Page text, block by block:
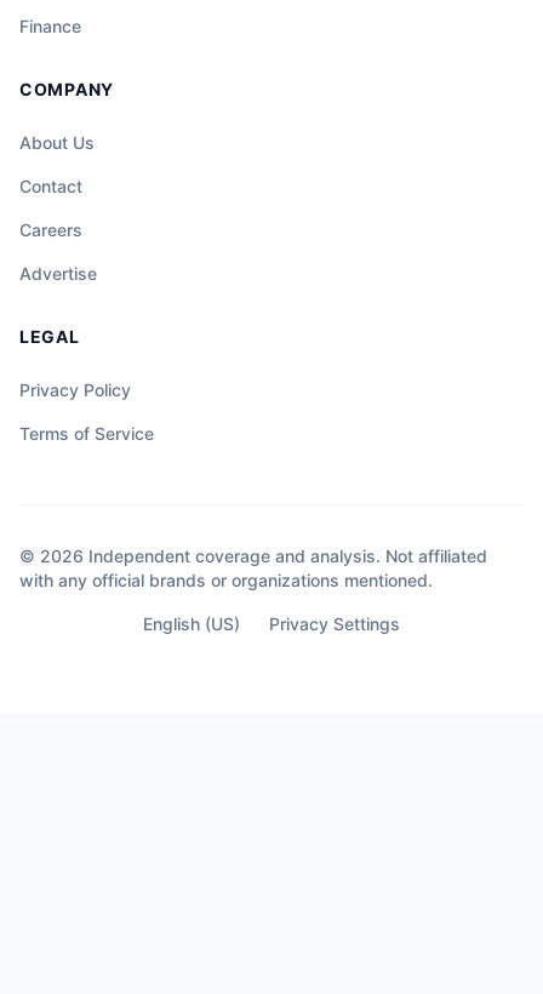
Finance
COMPANY
About Us
Contact
Careers
Advertise
LEGAL
Privacy Policy
Terms of Service
© 2026 Independent coverage and analysis. Not affiliated
with any official brands or organizations mentioned.
English (US) Privacy Settings